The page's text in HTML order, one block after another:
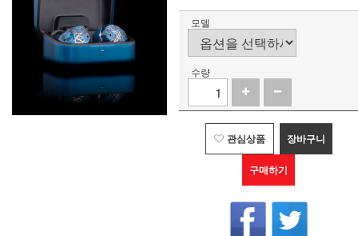
모델
수량
관심상품 장바구니
구매하기